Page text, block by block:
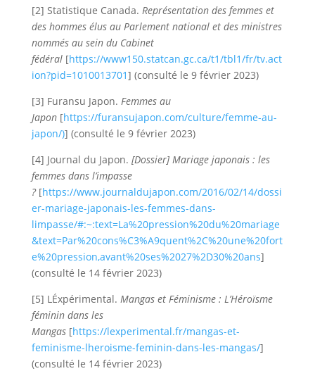
[2] Statistique Canada. Représentation des femmes et
des hommes élus au Parlement national et des ministres
nommés au sein du Cabinet
fédéral[https://www150.statcan.gc.ca/t1/tbl1/fr/tv.act
ion?pid=1010013701] (consulté le 9 février 2023)
[3] Furansu Japon. Femmes au
Japon [https://furansujapon.com/culture/femme-au-
japon/)] (consulté le 9 février 2023)
[4] Journal du Japon. [Dossier] Mariage japonais : les
femmes dans l’impasse
? [https://www.journaldujapon.com/2016/02/14/dossi
er-mariage-japonais-les-femmes-dans-
limpasse/#:~:text=La%20pression%20du%20mariage
&text=Par%20cons%C3%A9quent%2C%20une%20fort
e%20pression,avant%20ses%2027%2D30%20ans]
(consulté le 14 février 2023)
[5] LÉxpérimental. Mangas et Féminisme : L’Héroïsme
féminin dans les
Mangas [https://lexperimental.fr/mangas-et-
feminisme-lheroisme-feminin-dans-les-mangas/]
(consulté le 14 février 2023)